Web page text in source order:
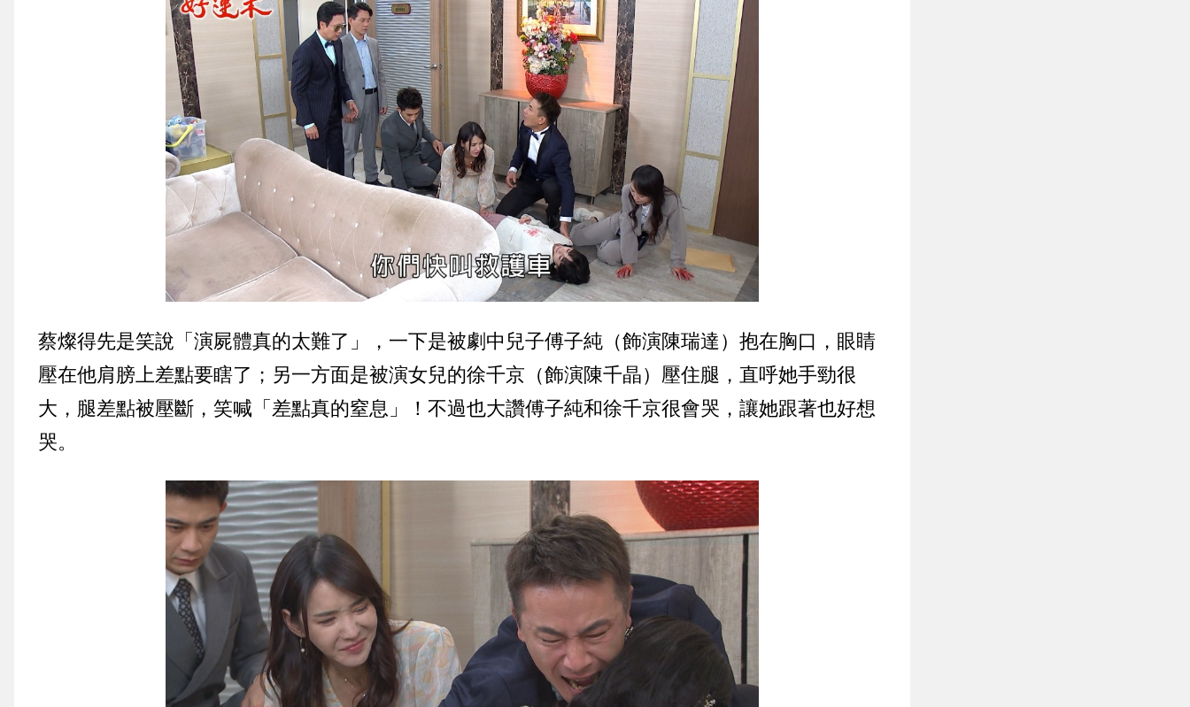
蔡燦得先是笑說「演屍體真的太難了」，一下是被劇中兒子傅子純（飾演陳瑞達）抱在胸口，眼睛
壓在他肩膀上差點要瞎了；另一方面是被演女兒的徐千京（飾演陳千晶）壓住腿，直呼她手勁很
大，腿差點被壓斷，笑喊「差點真的窒息」！不過也大讚傅子純和徐千京很會哭，讓她跟著也好想
哭。